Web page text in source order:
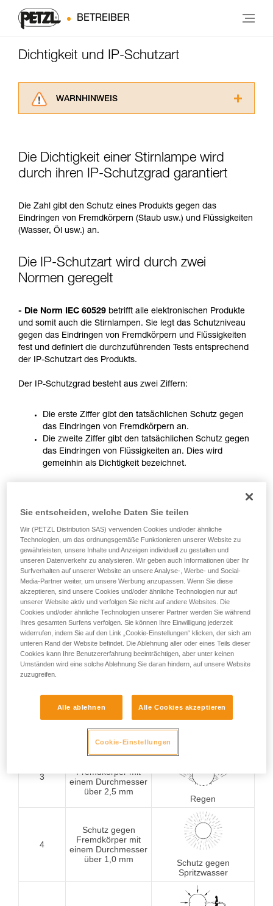
BETREIBER
Dichtigkeit und IP-Schutzart
WARNHINWEIS
ziehen. Um diese Zusatzinformationen
verstehen zu können, müssen Sie zuerst die in
der Gebrauchsanweisung enthaltenen
Die Beherrschung dieser Techniken setzt eine
entsprechende Ausbildung und ein spezielles
Training voraus. Prüfen Sie zusammen mit
Vorgang alleine sicher zu wiederholen, bevor
Sie ihn eigenständig durchführen.
Wir geben Beispiele für die mit Ihrer Aktivität
Die Dichtigkeit einer Stirnlampe wird
durch ihren IP-Schutzgrad garantiert
Die Zahl gibt den Schutz eines Produkts gegen das
Eindringen von Fremdkörpern (Staub usw.) und Flüssigkeiten
(Wasser, Öl usw.) an.
Die IP-Schutzart wird durch zwei
Normen geregelt
- Die Norm IEC 60529 betrifft alle elektronischen Produkte
und somit auch die Stirnlampen. Sie legt das Schutzniveau
gegen das Eindringen von Fremdkörpern und Flüssigkeiten
fest und definiert die durchzuführenden Tests entsprechend
der IP-Schutzart des Produkts.
Der IP-Schutzgrad besteht aus zwei Ziffern:
Die erste Ziffer gibt den tatsächlichen Schutz gegen
das Eindringen von Fremdkörpern an.
Die zweite Ziffer gibt den tatsächlichen Schutz gegen
das Eindringen von Flüssigkeiten an. Dies wird
gemeinhin als Dichtigkeit bezeichnet.
Eindringen von
Fremdkörpern
Schutz gegen das
Eindringen von
Wasser mit
schädlicher Wirkung
0 Kein Schutz Kein Schutz
1
Schutz gegen
Fremdkörper mit
einem Durchmesser
über 50 mm
Schutz gegen senkrecht
fallendes Tropfwasser
einem Durchmesser
über 12,5 mm
Schutz gegen schräg
fallendes Tropfwasser
3
Fremdkörper mit
einem Durchmesser
über 2,5 mm
Regen
4
Schutz gegen
Fremdkörper mit
einem Durchmesser
über 1,0 mm
Schutz gegen
Spritzwasser
Sie entscheiden, welche Daten Sie teilen
Wir (PETZL Distribution SAS) verwenden Cookies und/oder ähnliche
Technologien, um das ordnungsgemäße Funktionieren unserer Website zu
gewährleisten, unsere Inhalte und Anzeigen individuell zu gestalten und
unseren Datenverkehr zu analysieren. Wir geben auch Informationen über Ihr
Surfverhalten auf unserer Website an unsere Analyse-, Werbe- und Social-
Media-Partner weiter, um unsere Werbung anzupassen. Wenn Sie diese
akzeptieren, sind unsere Cookies und/oder ähnliche Technologien nur auf
unserer Website aktiv und verfolgen Sie nicht auf andere Websites. Die
Cookies und/oder ähnliche Technologien unserer Partner werden Sie während
Ihres gesamten Surfens verfolgen. Sie können Ihre Einwilligung jederzeit
widerrufen, indem Sie auf den Link „Cookie-Einstellungen“ klicken, der sich am
unteren Rand der Website befindet. Die Ablehnung aller oder eines Teils dieser
Cookies kann Ihre Benutzererfahrung beeinträchtigen, aber unter keinen
Umständen wird eine solche Ablehnung Sie daran hindern, auf unsere Website
zuzugreifen.
Alle ablehnen Alle Cookies akzeptieren
Cookie-Einstellungen